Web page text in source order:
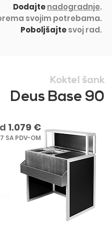
Dodajtenadogradnje.
svojim potrebama.
Poboljšajtesvoj rad.
Koktel šank
Deus Base 90
1.079 €
SA PDV-OM